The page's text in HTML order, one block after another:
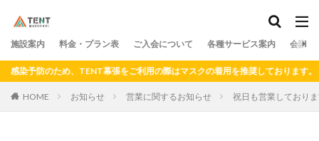
施設案内 料金・プラン表 ご入会について 各種サービス案内 会議室
感染予防のため、TENT幕張をご利用の際はマスクの着用を推奨しております。
HOME お知らせ 営業に関するお知らせ 祝日も営業しており
カテゴリー